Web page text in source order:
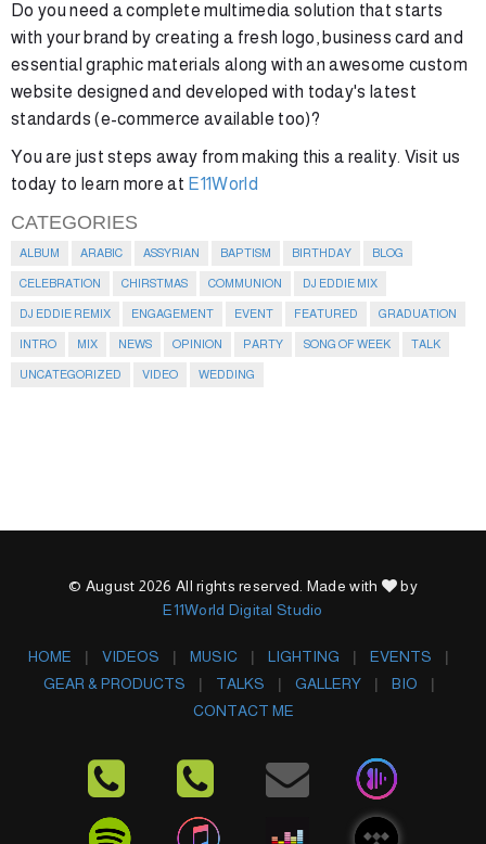
Do you need a complete multimedia solution that starts
with your brand by creating a fresh logo, business card and
essential graphic materials along with an awesome custom
website designed and developed with today's latest
standards (e-commerce available too)?
You are just steps away from making this a reality. Visit us
today to learn more at E11World
CATEGORIES
ALBUM ARABIC ASSYRIAN BAPTISM BIRTHDAY BLOG
CELEBRATION CHIRSTMAS COMMUNION DJ EDDIE MIX
DJ EDDIE REMIX ENGAGEMENT EVENT FEATURED GRADUATION
INTRO MIX NEWS OPINION PARTY SONG OF WEEK TALK
UNCATEGORIZED VIDEO WEDDING
© August 2026 All rights reserved. Made with
by
E11World Digital Studio
HOME VIDEOS MUSIC LIGHTING
EVENTS
GEAR & PRODUCTS
TALKS GALLERY
BIO
CONTACT ME